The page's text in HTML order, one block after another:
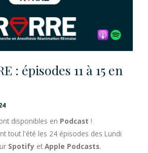
: épisodes 11 à 15 en
disponibles en Podcast !
tout l'été les 24 épisodes des Lundi
Spotify et Apple Podcasts.